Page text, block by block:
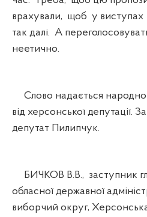
врахували, щоб у
так далі. А
неетично.
Слово надається
від херсонської депутації.
депутат Пилипчук.
БИЧКОВ В.В., заступник
обласної державної
виборчий округ,